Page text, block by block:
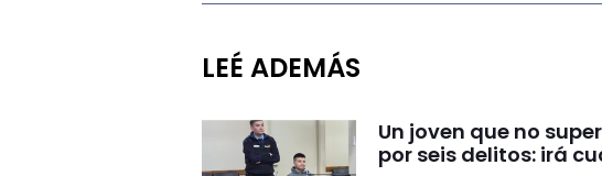
LEÉ ADEMÁS
Un joven que no
por seis delitos: irá